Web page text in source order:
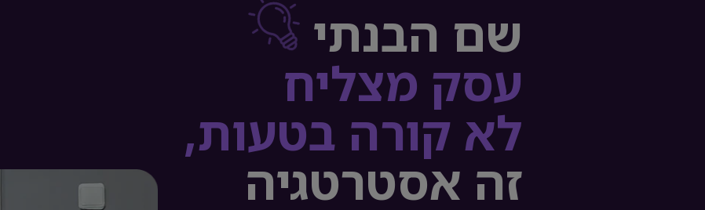
שם הבנתי
עסק מצליח
לא קורה בטעות,
זה אסטרטגיה